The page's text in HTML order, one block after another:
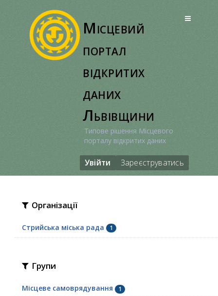
Місцевий
портал
відкритих
даних
Львівщини
Типове рішення Місцевого
порталу відкритих даних
Увійти Зареєструватись
Організації
Стрийська міська рада 1
Групи
Місцеве самоврядування 1